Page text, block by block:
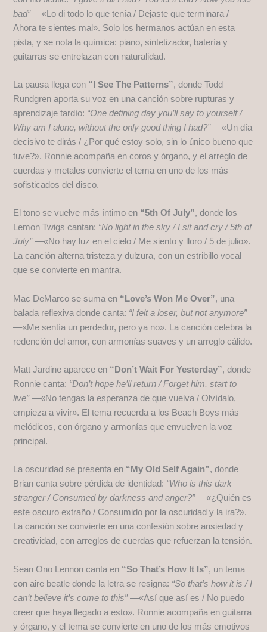
bad”—«Lo di todo lo que tenía / Dejaste que terminara /
Ahora te sientes mal». Solo los hermanos actúan en esta
pista, y se nota la química: piano, sintetizador, batería y
guitarras se entrelazan con naturalidad.
La pausa llega con “I See The Patterns”, donde Todd
Rundgren aporta su voz en una canción sobre rupturas y
aprendizaje tardío: “One defining day you’ll say to yourself /
Why am I alone, without the only good thing I had?”—«Un día
decisivo te dirás / ¿Por qué estoy solo, sin lo único bueno que
tuve?». Ronnie acompaña en coros y órgano, y el arreglo de
cuerdas y metales convierte el tema en uno de los más
sofisticados del disco.
El tono se vuelve más íntimo en “5th Of July”, donde los
Lemon Twigs cantan: “No light in the sky / I sit and cry / 5th of
July”—«No hay luz en el cielo / Me siento y lloro / 5 de julio».
La canción alterna tristeza y dulzura, con un estribillo vocal
que se convierte en mantra.
Mac DeMarco se suma en “Love’s Won Me Over”, una
balada reflexiva donde canta: “I felt a loser, but not anymore”
—«Me sentía un perdedor, pero ya no». La canción celebra la
redención del amor, con armonías suaves y un arreglo cálido.
Matt Jardine aparece en “Don’t Wait For Yesterday”, donde
Ronnie canta: “Don’t hope he’ll return / Forget him, start to
live”—«No tengas la esperanza de que vuelva / Olvídalo,
empieza a vivir». El tema recuerda a los Beach Boys más
melódicos, con órgano y armonías que envuelven la voz
principal.
La oscuridad se presenta en “My Old Self Again”, donde
Brian canta sobre pérdida de identidad: “Who is this dark
stranger / Consumed by darkness and anger?”—«¿Quién es
este oscuro extraño / Consumido por la oscuridad y la ira?».
La canción se convierte en una confesión sobre ansiedad y
creatividad, con arreglos de cuerdas que refuerzan la tensión.
Sean Ono Lennon canta en “So That’s How It Is”, un tema
con aire beatle donde la letra se resigna: “So that’s how it is / I
can’t believe it’s come to this”—«Así que así es / No puedo
creer que haya llegado a esto». Ronnie acompaña en guitarra
y órgano, y el tema se convierte en uno de los más emotivos